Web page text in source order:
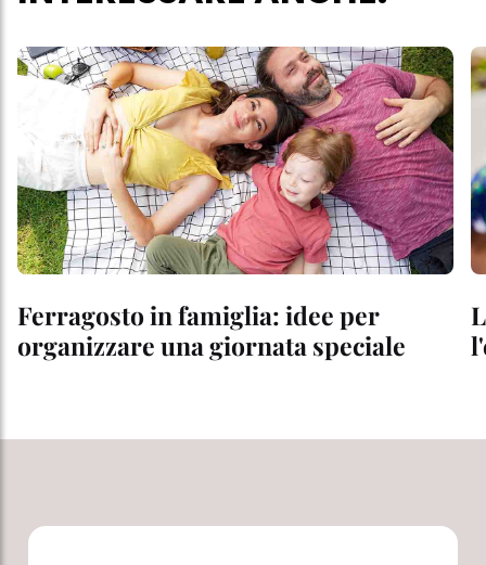
Ferragosto in famiglia: idee per
organizzare una giornata speciale